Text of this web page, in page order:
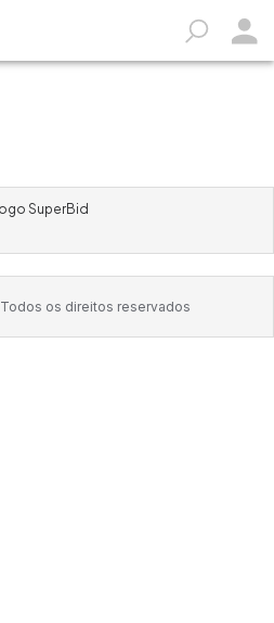
Todos os direitos reservados